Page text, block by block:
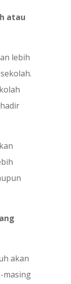
atau
lebih
akan
masing